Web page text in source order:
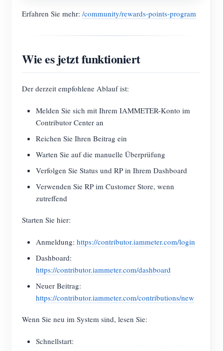
Erfahren Sie mehr: /community/rewards-points-program
Wie es jetzt funktioniert
Der derzeit empfohlene Ablauf ist:
Melden Sie sich mit Ihrem IAMMETER-Konto im
Contributor Center an
Reichen Sie Ihren Beitrag ein
Warten Sie auf die manuelle Überprüfung
Verfolgen Sie Status und RP in Ihrem Dashboard
Verwenden Sie RP im Customer Store, wenn
zutreffend
Starten Sie hier:
Anmeldung: https://contributor.iammeter.com/login
Dashboard:
https://contributor.iammeter.com/dashboard
Neuer Beitrag:
https://contributor.iammeter.com/contributions/new
Wenn Sie neu im System sind, lesen Sie:
Schnellstart: